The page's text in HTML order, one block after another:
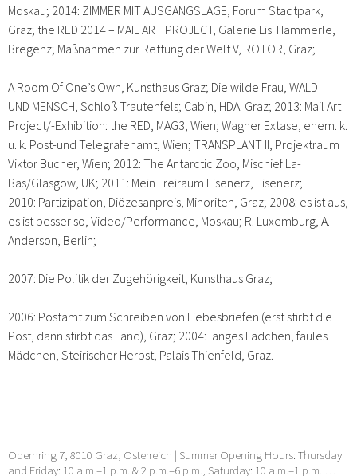
Moskau; 2014: ZIMMER MIT AUSGANGSLAGE, Forum Stadtpark,
Graz; the RED 2014 – MAIL ART PROJECT, Galerie Lisi Hämmerle,
Bregenz; Maßnahmen zur Rettung der Welt V, ROTOR, Graz;
A Room Of One’s Own, Kunsthaus Graz; Die wilde Frau, WALD
UND MENSCH, Schloß Trautenfels; Cabin, HDA. Graz; 2013: Mail Art
Project/-Exhibition: the RED, MAG3, Wien; Wagner Extase, ehem. k.
u. k. Post-und Telegrafenamt, Wien; TRANSPLANT II, Projektraum
Viktor Bucher, Wien; 2012: The Antarctic Zoo, Mischief La-
Bas/Glasgow, UK; 2011: Mein Freiraum Eisenerz, Eisenerz;
2010: Partizipation, Diözesanpreis, Minoriten, Graz; 2008: es ist aus,
es ist besser so, Video/Performance, Moskau; R. Luxemburg, A.
Anderson, Berlin;
2007: Die Politik der Zugehörigkeit, Kunsthaus Graz;
2006: Postamt zum Schreiben von Liebesbriefen (erst stirbt die
Post, dann stirbt das Land), Graz; 2004: langes Fädchen, faules
Mädchen, Steirischer Herbst, Palais Thienfeld, Graz.
Opernring 7, 8010 Graz, Österreich | Summer Opening Hours: Thursday
and Friday: 10 a.m.–1 p.m. & 2 p.m.–6 p.m., Saturday: 10 a.m.–1 p.m. …